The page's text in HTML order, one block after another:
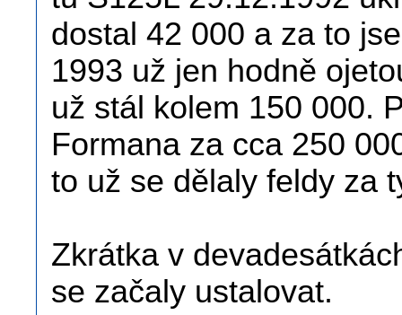
dostal 42 000 a za to
1993 už jen hodně
už stál kolem 150 000.
Formana za cca 250
to už se dělaly feldy za
Zkrátka v
se začaly ustalovat.